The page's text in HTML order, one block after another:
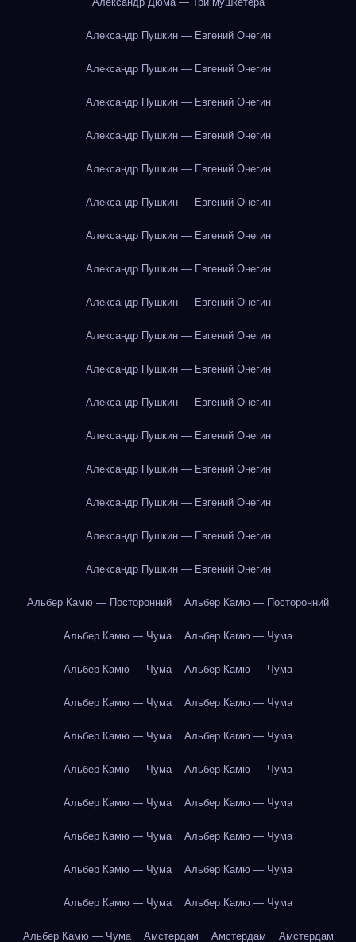
Александр Пушкин — Евгений Онегин
Александр Пушкин — Евгений Онегин
Александр Пушкин — Евгений Онегин
Александр Пушкин — Евгений Онегин
Александр Пушкин — Евгений Онегин
Александр Пушкин — Евгений Онегин
Александр Пушкин — Евгений Онегин
Александр Пушкин — Евгений Онегин
Александр Пушкин — Евгений Онегин
Александр Пушкин — Евгений Онегин
Александр Пушкин — Евгений Онегин
Александр Пушкин — Евгений Онегин
Александр Пушкин — Евгений Онегин
Александр Пушкин — Евгений Онегин
Александр Пушкин — Евгений Онегин
Александр Пушкин — Евгений Онегин
Александр Пушкин — Евгений Онегин
Альбер Камю — Посторонний Альбер Камю — Посторонний
Альбер Камю — Чума Альбер Камю — Чума
Альбер Камю — Чума Альбер Камю — Чума
Альбер Камю — Чума Альбер Камю — Чума
Альбер Камю — Чума Альбер Камю — Чума
Альбер Камю — Чума Альбер Камю — Чума
Альбер Камю — Чума Альбер Камю — Чума
Альбер Камю — Чума Альбер Камю — Чума
Альбер Камю — Чума Альбер Камю — Чума
Альбер Камю — Чума Альбер Камю — Чума
Альбер Камю — Чума Амстердам Амстердам Амстердам